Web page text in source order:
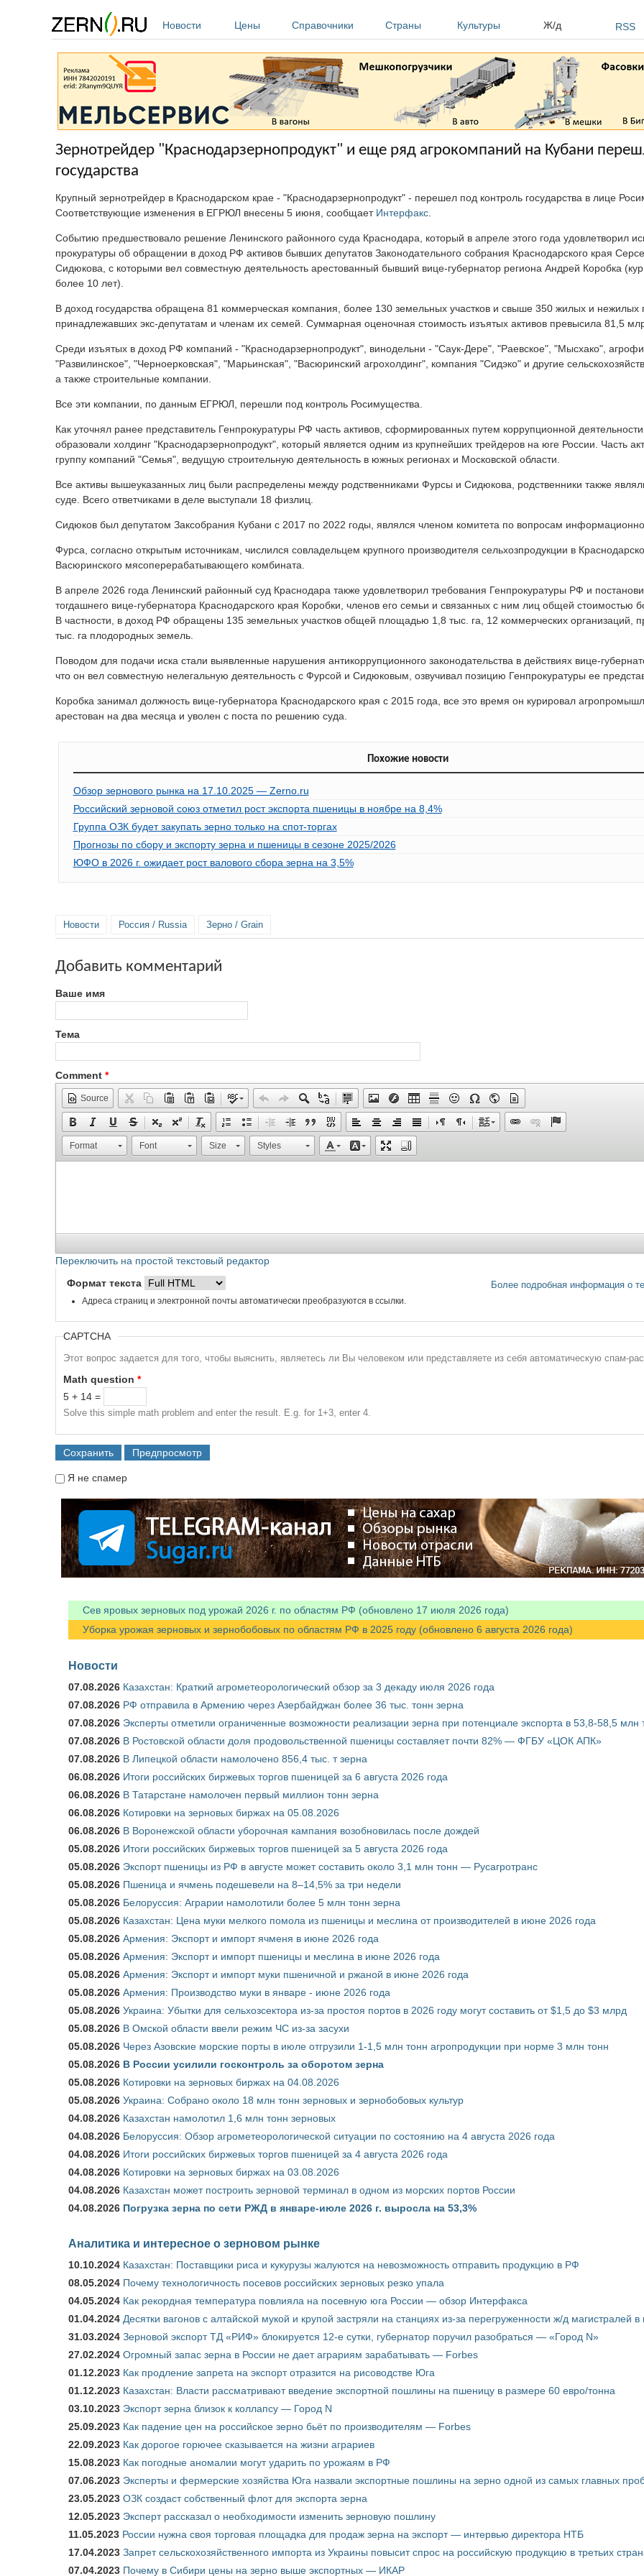
Новости
Цены Справочники Страны Культуры Ж/д RSS
Зернотрейдер "Краснодарзернопродукт" и еще ряд агрокомпаний на Кубани
государства
Крупный зернотрейдер в Краснодарском крае - "Краснодарзернопродукт" - перешел под контроль государства в лице
Соответствующие изменения в ЕГРЮЛ внесены 5 июня, сообщает Интерфакс
Событию предшествовало решение Ленинского районного суда Краснодара, который в апреле этого года удовлетворил
прокуратуры об обращении в доход РФ активов бывших депутатов Законодательного собрания Краснодарского края
Сидюкова, с которыми вел совместную деятельность арестованный бывший вице-губернатор региона Андрей Коробка
более 10 лет).
В доход государства обращена 81 коммерческая компания, более 130 земельных участков и свыше 350 жилых и
принадлежавших экс-депутатам и членам их семей. Суммарная оценочная стоимость изъятых активов превысила 81,5
Среди изъятых в доход РФ компаний - "Краснодарзернопродукт", винодельни - "Саук-Дере", "Раевское", "Мысхако",
"Развилинское", "Черноерковская", "Марьинская", "Васюринский агрохолдинг", компания "Сидэко" и другие
а также строительные компании.
Все эти компании, по данным ЕГРЮЛ, перешли под контроль Росимущества.
Как уточнял ранее представитель Генпрокуратуры РФ часть активов, сформированных путем коррупционной деятельности
образовали холдинг "Краснодарзернопродукт", который является одним из крупнейших трейдеров на юге России. Часть
группу компаний "Семья", ведущую строительную деятельность в южных регионах и Московской области.
Все активы вышеуказанных лиц были распределены между родственниками Фурсы и Сидюкова, родственники также
суде. Всего ответчиками в деле выступали 18 физлиц.
Сидюков был депутатом Заксобрания Кубани с 2017 по 2022 годы, являлся членом комитета по вопросам
Фурса, согласно открытым источникам, числился совладельцем крупного производителя сельхозпродукции в
Васюринского мясоперерабатывающего комбината.
В апреле 2026 года Ленинский районный суд Краснодара также удовлетворил требования Генпрокуратуры РФ и
тогдашнего вице-губернатора Краснодарского края Коробки, членов его семьи и связанных с ним лиц общей стоимостью
В частности, в доход РФ обращены 135 земельных участков общей площадью 1,8 тыс. га, 12 коммерческих организаций,
тыс. га плодородных земель.
Поводом для подачи иска стали выявленные нарушения антикоррупционного законодательства в действиях вице-
что он вел совместную нелегальную деятельность с Фурсой и Сидюковым, озвучивал позицию Генпрокуратуры ее
Коробка занимал должность вице-губернатора Краснодарского края с 2015 года, все это время он курировал
арестован на два месяца и уволен с поста по решению суда.
Похожие новости
Обзор зернового рынка на 17.10.2025 — Zerno.ru
Российский зерновой союз отметил рост экспорта пшеницы в ноябре на 8,4%
Группа ОЗК будет закупать зерно только на спот-торгах
Прогнозы по сбору и экспорту зерна и пшеницы в сезоне 2025/2026
ЮФО в 2026 г. ожидает рост валового сбора зерна на 3,5%
Новости Россия / Russia Зерно / Grain
Добавить комментарий
Ваше имя
Тема
Comment *
Source
Format Font Size Styles
Переключить на простой текстовый редактор
Более подробная информация о
Формат текста
Адреса страниц и электронной почты автоматически преобразуются в ссылки.
CAPTCHA
Этот вопрос задается для того, чтобы выяснить, являетесь ли Вы человеком или представляете из себя автоматическую спам-
Math question *
5 + 14 =
Solve this simple math problem and enter the result. E.g. for 1+3, enter 4.
Я не спамер
Сев яровых зерновых под урожай 2026 г. по областям РФ (обновлено 17 июля 2026 года)
Уборка урожая зерновых и зернобобовых по областям РФ в 2025 году (обновлено 6 августа 2026 года)
Новости
07.08.2026 Казахстан: Краткий агрометеорологический обзор за 3 декаду июля 2026 года
07.08.2026 РФ отправила в Армению через Азербайджан более 36 тыс. тонн зерна
07.08.2026 Эксперты отметили ограниченные возможности реализации зерна при потенциале экспорта в 53,8-58,5 млн
07.08.2026 В Ростовской области доля продовольственной пшеницы составляет почти 82% — ФГБУ «ЦОК АПК»
07.08.2026 В Липецкой области намолочено 856,4 тыс. т зерна
06.08.2026 Итоги российских биржевых торгов пшеницей за 6 августа 2026 года
06.08.2026 В Татарстане намолочен первый миллион тонн зерна
06.08.2026 Котировки на зерновых биржах на 05.08.2026
06.08.2026 В Воронежской области уборочная кампания возобновилась после дождей
05.08.2026 Итоги российских биржевых торгов пшеницей за 5 августа 2026 года
05.08.2026 Экспорт пшеницы из РФ в августе может составить около 3,1 млн тонн — Русагротранс
05.08.2026 Пшеница и ячмень подешевели на 8–14,5% за три недели
05.08.2026 Белоруссия: Аграрии намолотили более 5 млн тонн зерна
05.08.2026 Казахстан: Цена муки мелкого помола из пшеницы и меслина от производителей в июне 2026 года
05.08.2026 Армения: Экспорт и импорт ячменя в июне 2026 года
05.08.2026 Армения: Экспорт и импорт пшеницы и меслина в июне 2026 года
05.08.2026 Армения: Экспорт и импорт муки пшеничной и ржаной в июне 2026 года
05.08.2026 Армения: Производство муки в январе - июне 2026 года
05.08.2026 Украина: Убытки для сельхозсектора из-за простоя портов в 2026 году могут составить от $1,5 до $3 млрд
05.08.2026 В Омской области ввели режим ЧС из-за засухи
05.08.2026 Через Азовские морские порты в июле отгрузили 1-1,5 млн тонн агропродукции при норме 3 млн тонн
05.08.2026 В России усилили госконтроль за оборотом зерна
05.08.2026 Котировки на зерновых биржах на 04.08.2026
05.08.2026 Украина: Собрано около 18 млн тонн зерновых и зернобобовых культур
04.08.2026 Казахстан намолотил 1,6 млн тонн зерновых
04.08.2026 Белоруссия: Обзор агрометеорологической ситуации по состоянию на 4 августа 2026 года
04.08.2026 Итоги российских биржевых торгов пшеницей за 4 августа 2026 года
04.08.2026 Котировки на зерновых биржах на 03.08.2026
04.08.2026 Казахстан может построить зерновой терминал в одном из морских портов России
04.08.2026 Погрузка зерна по сети РЖД в январе-июле 2026 г. выросла на 53,3%
Аналитика и интересное о зерновом рынке
10.10.2024 Казахстан: Поставщики риса и кукурузы жалуются на невозможность отправить продукцию в РФ
08.05.2024 Почему технологичность посевов российских зерновых резко упала
04.05.2024 Как рекордная температура повлияла на посевную юга России — обзор Интерфакса
01.04.2024 Десятки вагонов с алтайской мукой и крупой застряли на станциях из-за перегруженности ж/д магистралей
31.03.2024 Зерновой экспорт ТД «РИФ» блокируется 12-е сутки, губернатор поручил разобраться — «Город N»
27.02.2024 Огромный запас зерна в России не дает аграриям зарабатывать — Forbes
01.12.2023 Как продление запрета на экспорт отразится на рисоводстве Юга
01.12.2023 Казахстан: Власти рассматривают введение экспортной пошлины на пшеницу в размере 60 евро/тонна
03.10.2023 Экспорт зерна близок к коллапсу — Город N
25.09.2023 Как падение цен на российское зерно бьёт по производителям — Forbes
22.09.2023 Как дорогое горючее сказывается на жизни аграриев
15.08.2023 Как погодные аномалии могут ударить по урожаям в РФ
07.06.2023 Эксперты и фермерские хозяйства Юга назвали экспортные пошлины на зерно одной из самых главных
23.05.2023 ОЗК создаст собственный флот для экспорта зерна
12.05.2023 Эксперт рассказал о необходимости изменить зерновую пошлину
11.05.2023 России нужна своя торговая площадка для продаж зерна на экспорт — интервью директора НТБ
17.04.2023 Запрет сельскохозяйственного импорта из Украины повысит спрос на российскую продукцию в третьих
07.04.2023 Почему в Сибири цены на зерно выше экспортных — ИКАР